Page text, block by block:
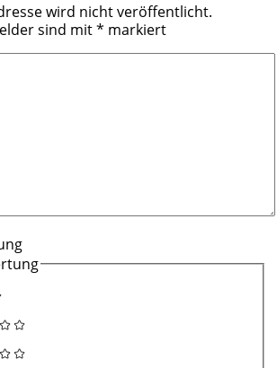
wird nicht veröffentlicht.
sind mit* markiert